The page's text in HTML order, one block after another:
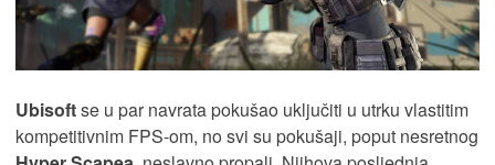
Ubisoftse u par navrata pokušao uključiti u utrku vlastitim
kompetitivnim FPS-om, no svi su pokušaji, poput nesretnog